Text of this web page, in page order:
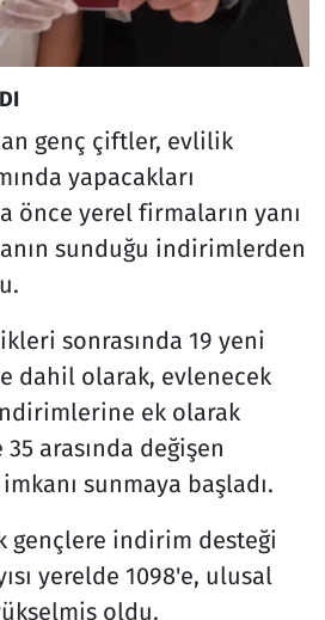
genç çiftler, evlilik
yapacakları
önce yerel firmaların yanı
sunduğu indirimlerden
sonrasında 19 yeni
dahil olarak, evlenecek
ek olarak
arasında değişen
sunmaya başladı.
gençlere indirim desteği
yerelde 1098'e, ulusal
oldu.